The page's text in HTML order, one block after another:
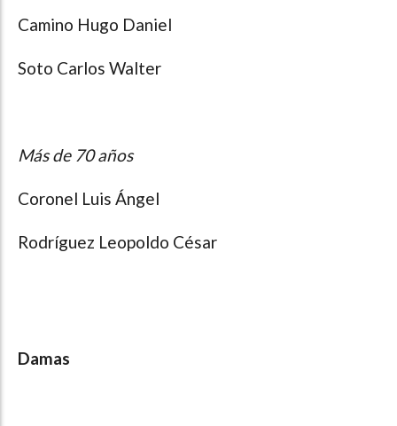
Camino Hugo Daniel
Soto Carlos Walter
Más de 70 años
Coronel Luis Ángel
Rodríguez Leopoldo César
Damas